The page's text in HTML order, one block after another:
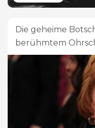
Die geheime
berühmtem